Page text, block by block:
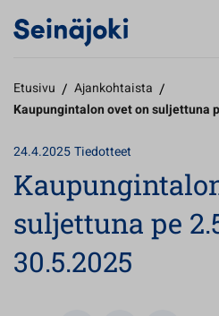
Etusivu / Ajankohtaista /
Kaupungintalon ovet on suljettuna
24.4.2025Tiedotteet
suljettuna pe
30.5.2025